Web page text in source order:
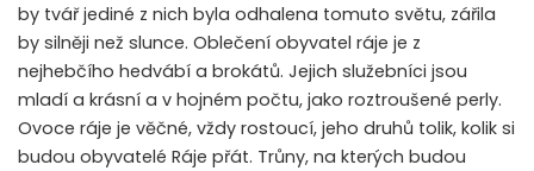
by tvář jediné z nich byla odhalena tomuto světu, zářila
by silněji než slunce. Oblečení obyvatel ráje je z
nejhebčího hedvábí a brokátů. Jejich služebníci jsou
mladí a krásní a v hojném počtu, jako roztroušené perly.
Ovoce ráje je věčné, vždy rostoucí, jeho druhů tolik, kolik si
budou obyvatelé Ráje přát. Trůny, na kterých budou